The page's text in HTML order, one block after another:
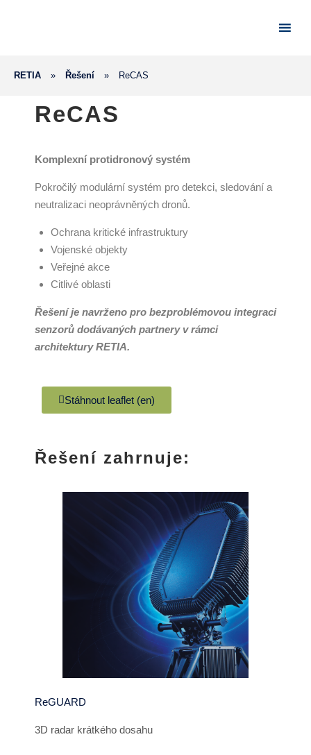
RETIA » Řešení » ReCAS
ReCAS
Komplexní protidronový systém
Pokročilý modulární systém pro detekci, sledování a
neutralizaci neoprávněných dronů.
Ochrana kritické infrastruktury
Vojenské objekty
Veřejné akce
Citlivé oblasti
Řešení je navrženo pro bezproblémovou integraci
senzorů dodávaných partnery v rámci
architektury RETIA.
Stáhnout leaflet (en)
Řešení zahrnuje:
ReGUARD
3D radar krátkého dosahu